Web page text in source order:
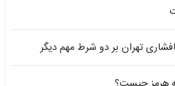
تهران بر دو شرط مهم دیگر